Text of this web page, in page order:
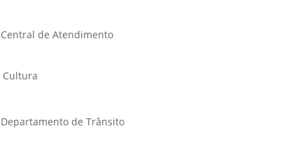
Central de Atendimento
Cultura
Departamento de Trânsito